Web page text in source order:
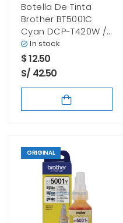
Botella De Tinta
Brother BT5001C
Cyan DCP-T420W /
MFC-T4500DW
48.8ml
In stock
$12.50
S/ 42.50
ORIGINAL